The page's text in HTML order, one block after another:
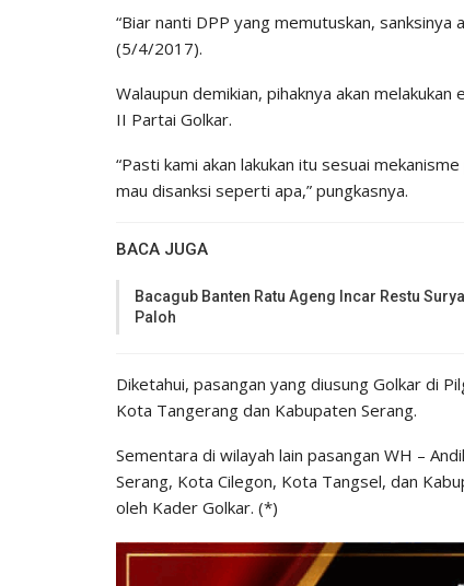
“Biar nanti DPP yang memutuskan, sanksinya
(5/4/2017).
Walaupun demikian, pihaknya akan
II Partai Golkar.
“Pasti kami akan lakukan itu sesuai
mau disanksi seperti apa,” pungkasnya.
BACA JUGA
Bacagub Banten Ratu Ageng Incar Restu Surya
Paloh
Diketahui, pasangan yang diusung Golkar di
Kota Tangerang dan Kabupaten Serang.
Sementara di wilayah lain pasangan WH –
Serang, Kota Cilegon, Kota Tangsel, dan
oleh Kader Golkar. (*)